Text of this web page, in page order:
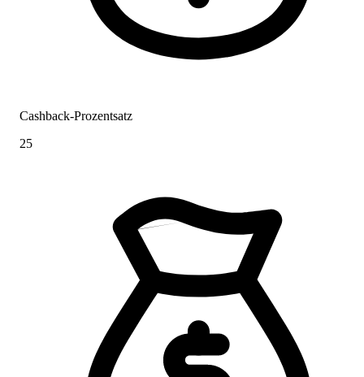
Cashback-Prozentsatz
25